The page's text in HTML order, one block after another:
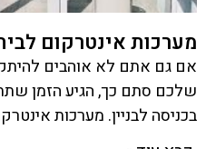
מערכות אינטרקום
אם גם אתם לא אוהבים
שלכם סתם כך, הגיע הזמן
בכניסה לבניין. מערכות